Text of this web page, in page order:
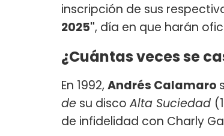
inscripción de sus
2025", día en que harán
¿Cuántas veces se
En 1992, Andrés Calamaro
de su discoAlta Suciedad
de infidelidad con Charly